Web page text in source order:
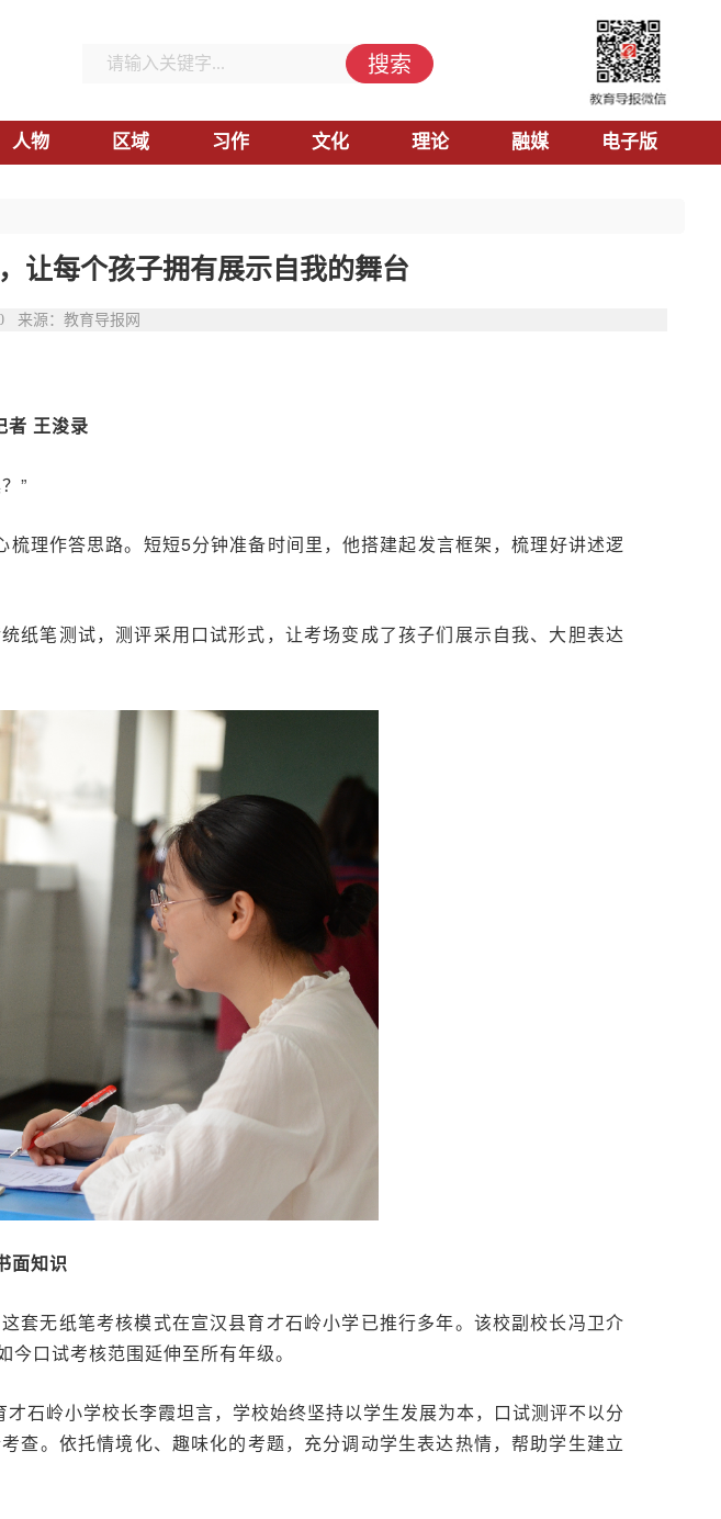
人物 区域 习作 文化 理论 融媒 电子版
搜索
让每个孩子拥有展示自我的舞台
来源：教育导报网
者 王浚录
”
理作答思路。短短5分钟准备时间里，他搭建起发言框架，梳理好讲述逻
纸笔测试，测评采用口试形式，让考场变成了孩子们展示自我、大胆表达
面知识
套无纸笔考核模式在宣汉县育才石岭小学已推行多年。该校副校长冯卫介
口试考核范围延伸至所有年级。
石岭小学校长李霞坦言，学校始终坚持以学生发展为本，口试测评不以分
查。依托情境化、趣味化的考题，充分调动学生表达热情，帮助学生建立